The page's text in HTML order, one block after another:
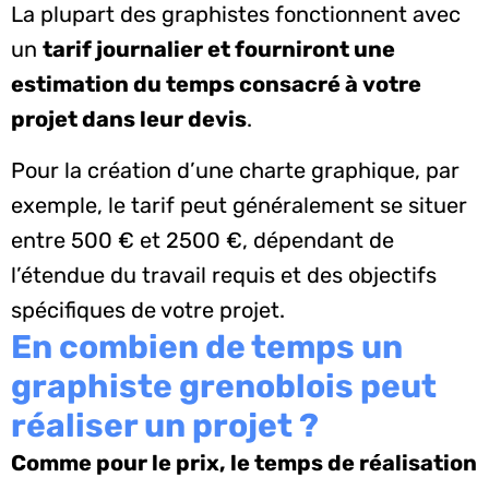
La plupart des graphistes fonctionnent avec
un tarif journalier et fourniront une
estimation du temps consacré à votre
projet dans leur devis.
Pour la création d’une charte graphique, par
exemple, le tarif peut généralement se situer
entre 500 € et 2500 €, dépendant de
l’étendue du travail requis et des objectifs
spécifiques de votre projet.
En combien de temps un
graphiste grenoblois peut
réaliser un projet ?
Comme pour le prix, le temps de réalisation